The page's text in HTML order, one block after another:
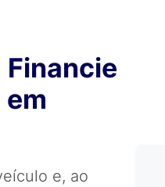
e, ao